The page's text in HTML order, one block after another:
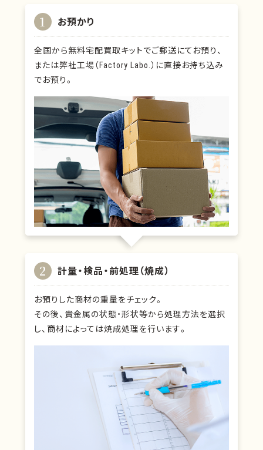
1 お預かり
全国から無料宅配買取キットでご郵送にてお預り、
または弊社工場（Factory Labo.）に直接お持ち込み
でお預り。
2 計量・検品・前処理（焼成）
お預りした商材の重量をチェック。
その後、貴金属の状態・形状等から処理方法を選択
し、商材によっては焼成処理を行います。